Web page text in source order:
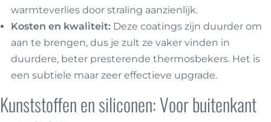
warmteverlies door straling aanzienlijk.
Kosten en kwaliteit: Deze coatings zijn duurder om
aan te brengen, dus je zult ze vaker vinden in
duurdere, beter presterende thermosbekers. Het is
een subtiele maar zeer effectieve upgrade.
Kunststoffen en siliconen: Voor buitenkant